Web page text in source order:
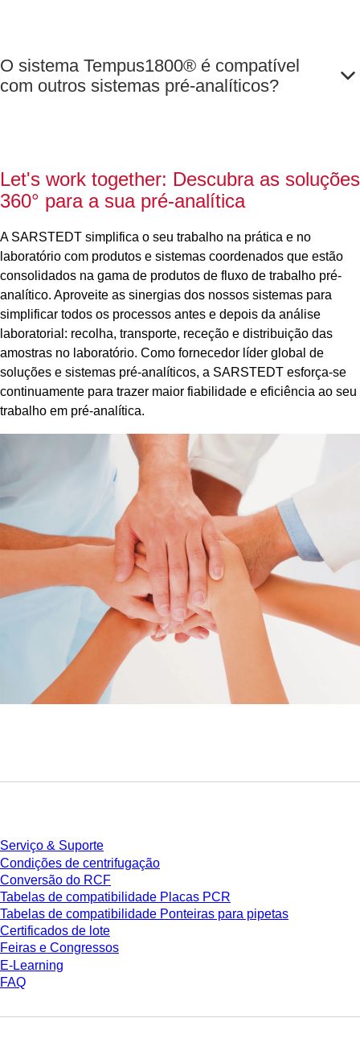
O sistema Tempus1800® é compatível
com outros sistemas pré-analíticos?
Let's work together: Descubra as soluções
360° para a sua pré-analítica
A SARSTEDT simplifica o seu trabalho na prática e no
laboratório com produtos e sistemas coordenados que estão
consolidados na gama de produtos de fluxo de trabalho pré-
analítico. Aproveite as sinergias dos nossos sistemas para
simplificar todos os processos antes e depois da análise
laboratorial: recolha, transporte, receção e distribuição das
amostras no laboratório. Como fornecedor líder global de
soluções e sistemas pré-analíticos, a SARSTEDT esforça-se
continuamente para trazer maior fiabilidade e eficiência ao seu
trabalho em pré-analítica.
Serviço & Suporte
Condições de centrifugação
Conversão do RCF
Tabelas de compatibilidade Placas PCR
Tabelas de compatibilidade Ponteiras para pipetas
Certificados de lote
Feiras e Congressos
E-Learning
FAQ